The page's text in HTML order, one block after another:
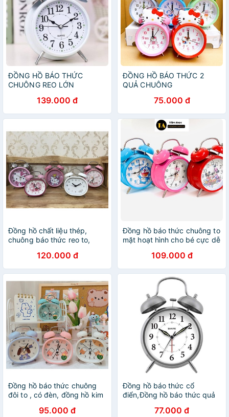
ĐỒNG HỒ BÁO THỨC
CHUÔNG REO LỚN
139.000 đ
ĐỒNG HỒ BÁO THỨC 2
QUẢ CHUÔNG
75.000 đ
Đồng hồ chất liệu thép,
chuông báo thức reo to,
kính 10cm120.000 đ
Đồng hồ báo thức chuông to
mặt hoạt hình cho bé cực dễ
109.000 đ
Đồng hồ báo thức chuông
đôi to , có đèn, đồng hồ kim
95.000 đ
Đồng hồ báo thức cổ
điển,Đồng hồ báo thức quả
77.000 đ